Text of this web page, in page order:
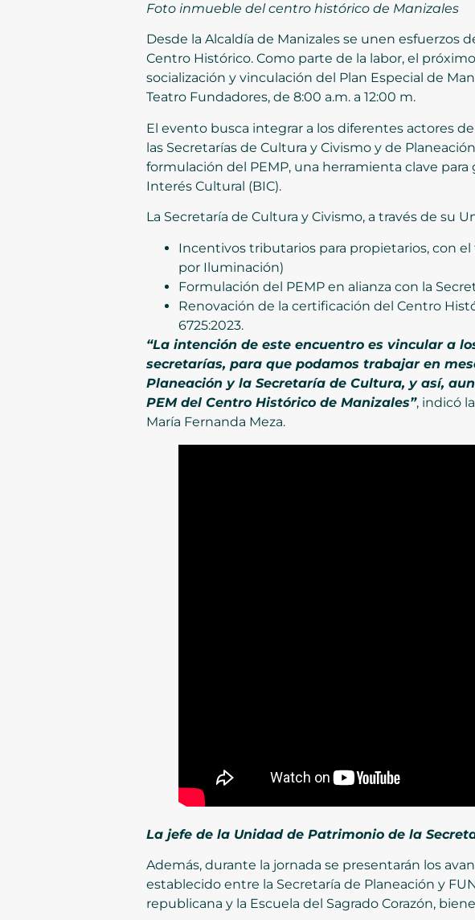
Foto inmueble del centro histórico de Manizales
Desde la Alcaldía de Manizales se unen esfuerzos
Centro Histórico. Como parte de la labor, el
socialización y vinculación del Plan Especial de
Teatro Fundadores, de 8:00 a.m. a 12:00 m.
El evento busca integrar a los diferentes actores
las Secretarías de Cultura y Civismo y de
formulación del PEMP, una herramienta clave
Interés Cultural (BIC).
La Secretaría de Cultura y Civismo, a través de su
Incentivos tributarios para propietarios, con
por Iluminación)
Formulación del PEMP en alianza con la
Renovación de la certificación del Centro
6725:2023.
“La intención de este encuentro es vincular a
secretarías, para que podamos trabajar en
Planeación y la Secretaría de Cultura, y así,
PEM del Centro Histórico de Manizales”, indicó
María Fernanda Meza.
La jefe de la Unidad de Patrimonio de la
Además, durante la jornada se presentarán los
establecido entre la Secretaría de Planeación y
republicana y la Escuela del Sagrado Corazón,